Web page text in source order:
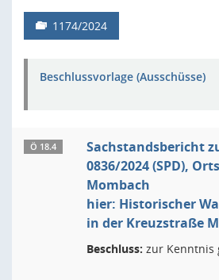
1174/2024
Beschlussvorlage (Ausschüsse)
Ö 18.4
Sachstandsbericht
0836/2024 (SPD),
Mombach
hier: Historischer
in der Kreuzstraße
Beschluss: zur Kenntnis